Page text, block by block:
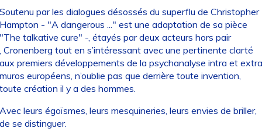
par les dialogues désossés du superflu de Christopher
- "A dangerous ..." est une adaptation de sa pièce
talkative cure" -, étayés par deux acteurs hors pair
Cronenberg tout en s’intéressant avec une pertinente clarté
premiers développements de la psychanalyse intra et extra
européens, n’oublie pas que derrière toute invention,
création il y a des hommes.
leurs égoïsmes, leurs mesquineries, leurs envies de briller,
se distinguer.